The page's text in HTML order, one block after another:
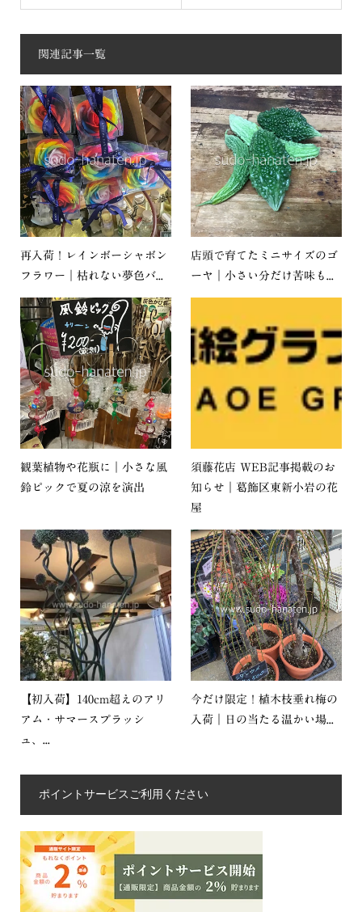
関連記事一覧
再入荷！レインボーシャボン
フラワー｜枯れない夢色バ...
店頭で育てたミニサイズのゴ
ーヤ｜小さい分だけ苦味も...
観葉植物や花瓶に｜小さな風
鈴ピックで夏の涼を演出
須藤花店 WEB記事掲載のお
知らせ｜葛飾区東新小岩の花
屋
【初入荷】140cm超えのアリ
アム・サマースプラッシ
ュ、...
今だけ限定！植木枝垂れ梅の
入荷｜日の当たる温かい場...
ポイントサービスご利用ください